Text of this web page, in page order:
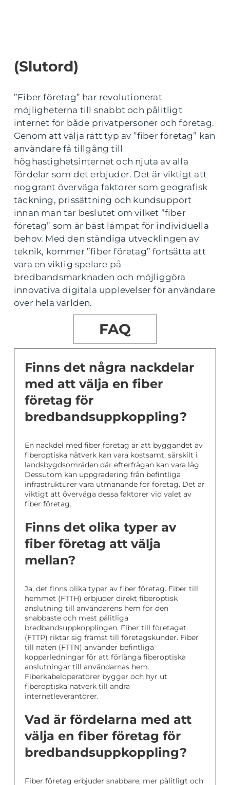
(Slutord)
”Fiber företag” har revolutionerat
möjligheterna till snabbt och pålitligt
internet för både privatpersoner och företag.
Genom att välja rätt typ av ”fiber företag” kan
användare få tillgång till
höghastighetsinternet och njuta av alla
fördelar som det erbjuder. Det är viktigt att
noggrant överväga faktorer som geografisk
täckning, prissättning och kundsupport
innan man tar beslutet om vilket ”fiber
företag” som är bäst lämpat för individuella
behov. Med den ständiga utvecklingen av
teknik, kommer ”fiber företag” fortsätta att
vara en viktig spelare på
bredbandsmarknaden och möjliggöra
innovativa digitala upplevelser för användare
över hela världen.
FAQ
Finns det några nackdelar
med att välja en fiber
företag för
bredbandsuppkoppling?
En nackdel med fiber företag är att byggandet av
fiberoptiska nätverk kan vara kostsamt, särskilt i
landsbygdsområden där efterfrågan kan vara låg.
Dessutom kan uppgradering från befintliga
infrastrukturer vara utmanande för företag. Det är
viktigt att överväga dessa faktorer vid valet av
fiber företag.
Finns det olika typer av
fiber företag att välja
mellan?
Ja, det finns olika typer av fiber företag. Fiber till
hemmet (FTTH) erbjuder direkt fiberoptisk
anslutning till användarens hem för den
snabbaste och mest pålitliga
bredbandsuppkopplingen. Fiber till företaget
(FTTP) riktar sig främst till företagskunder. Fiber
till näten (FTTN) använder befintliga
kopparledningar för att förlänga fiberoptiska
anslutningar till användarnas hem.
Fiberkabeloperatörer bygger och hyr ut
fiberoptiska nätverk till andra
internetleverantörer.
Vad är fördelarna med att
välja en fiber företag för
bredbandsuppkoppling?
Fiber företag erbjuder snabbare, mer pålitligt och